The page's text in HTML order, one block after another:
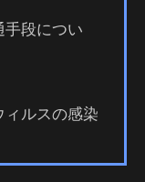
手段につい
ィルスの感染